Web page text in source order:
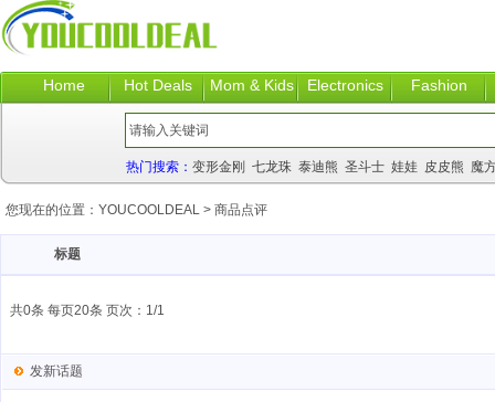
Home Hot Deals Mom & Kids Electronics Fashion
热门搜索： 变形金刚 七龙珠 泰迪熊 圣斗士 娃娃 皮皮熊 魔
您现在的位置： YOUCOOLDEAL > 商品点评
标题
共0条 每页20条 页次：1/1
发新话题